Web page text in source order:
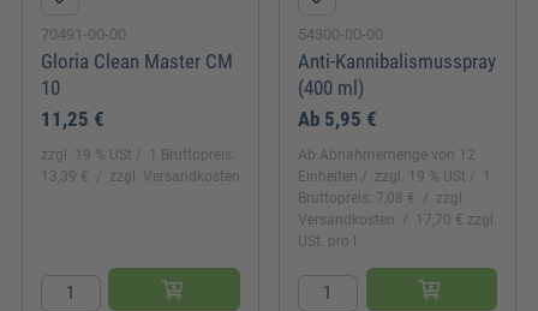
70491-00-00
Gloria Clean Master CM
10
11,25 €
zzgl. 19 % USt
1 Bruttopreis:
13,39 €
zzgl. Versandkosten
54300-00-00
Anti-Kannibalismusspray
(400 ml)
Ab 5,95 €
Ab Abnahmemenge von 12
Einheiten
zzgl. 19 % USt
1
Bruttopreis: 7,08 €
zzgl.
Versandkosten
17,70 € zzgl.
USt. pro l